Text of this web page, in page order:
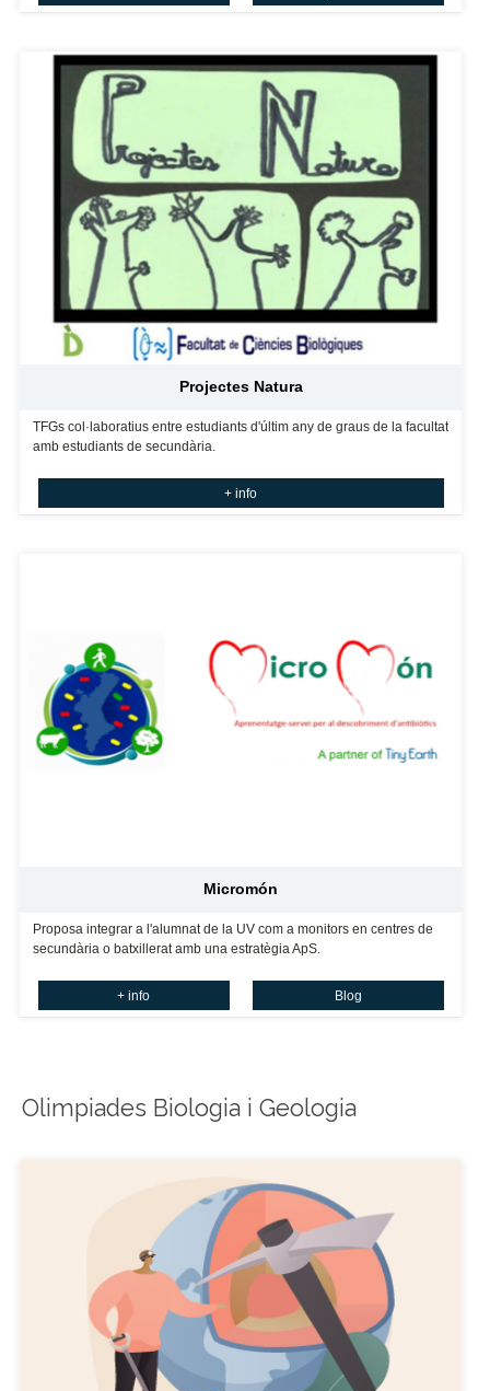
Projectes Natura
TFGs col·laboratius entre estudiants d'últim any de graus de la facultat
amb estudiants de secundària.
+ info
Micromón
Proposa integrar a l'alumnat de la UV com a monitors en centres de
secundària o batxillerat amb una estratègia ApS.
+ info Blog
Olimpiades Biologia i Geologia